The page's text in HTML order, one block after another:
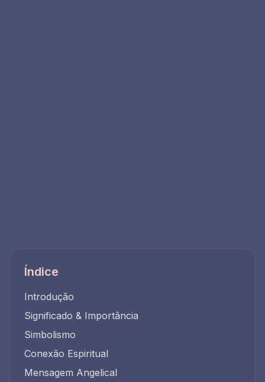
Índice
Introdução
Significado & Importância
Simbolismo
Conexão Espiritual
Mensagem Angelical